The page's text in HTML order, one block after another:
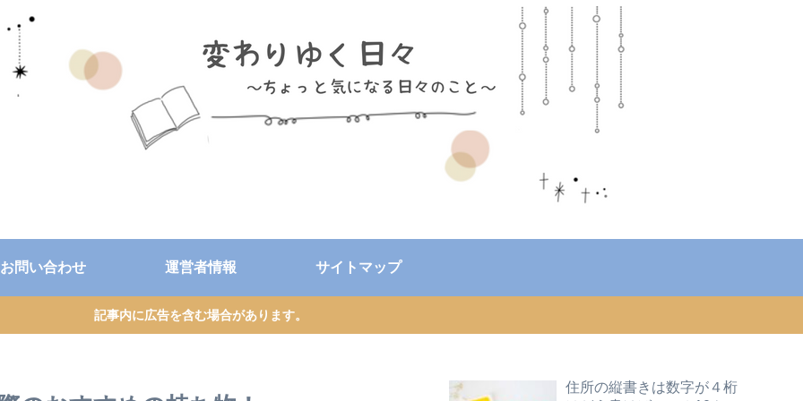
お問い合わせ 運営者情報 サイトマップ
記事内に広告を含む場合があります。
住所の縦書きは数字が４桁